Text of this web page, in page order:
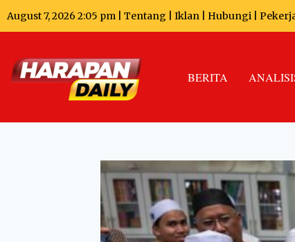
August 7, 2026 2:05 pm | Tentang Iklan Hubungi
BERITA